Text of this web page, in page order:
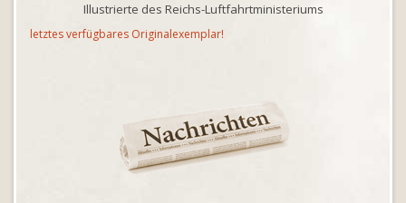
Illustrierte des Reichs-Luftfahrtministeriums
letztes verfügbares Originalexemplar!